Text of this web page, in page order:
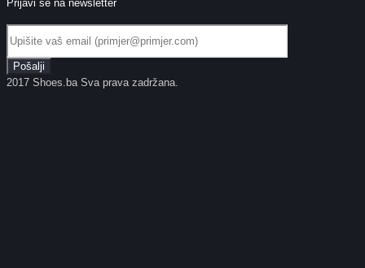
Prijavi se na newsletter
2017 Shoes.ba Sva prava zadržana.